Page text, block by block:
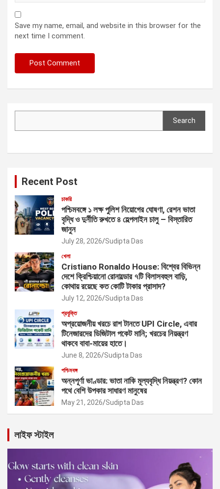
Save my name, email, and website in this browser for the
next time I comment.
Search
Recent Post
চাকরি
পশ্চিমবঙ্গে ১ লক্ষ পুলিশ নিয়োগের ঘোষণা, রেশন ভাতা
বৃদ্ধি ও দুর্নীতি রুখতে ৪ হেল্পলাইন চালু – বিস্তারিত
জানুন
July 28, 2026 Sudipta Das
খেলা
Cristiano Ronaldo House: বিশ্বের বিভিন্ন
দেশে ক্রিশ্চিয়ানো রোনাল্ডোর ৭টি বিলাসবহুল বাড়ি,
কোথায় রয়েছে কত কোটি টাকার প্রাসাদ?
July 12, 2026 Sudipta Das
প্রযুক্তি
অপ্রয়োজনীয় খরচে রাশ টানতে UPI Circle, এবার
টিনেজারদের ডিজিটাল পকেট মানি; খরচের নিয়ন্ত্রণ
থাকবে বাবা-মায়ের হাতে।
June 8, 2026 Sudipta Das
পশ্চিমবঙ্গ
অন্নপূর্ণা ভাণ্ডার: ভাতা নাকি মূল্যবৃদ্ধি নিয়ন্ত্রণ? কোন
পথে বেশি উপকার সাধারণ মানুষের
May 21, 2026 Sudipta Das
লাইফ স্টাইল